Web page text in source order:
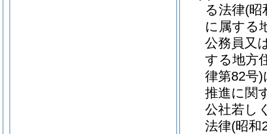
る法律(昭
に属する
公務員又
する地方
律第82号)
推進に関
公社若し
法律(昭和